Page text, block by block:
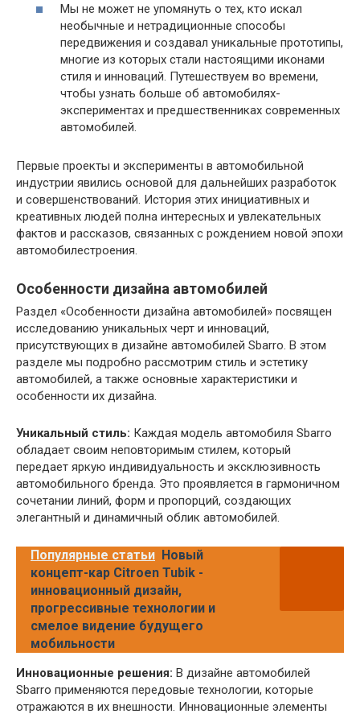
Мы не может не упомянуть о тех, кто искал
необычные и нетрадиционные способы
передвижения и создавал уникальные прототипы,
многие из которых стали настоящими иконами
стиля и инноваций. Путешествуем во времени,
чтобы узнать больше об автомобилях-
экспериментах и предшественниках современных
автомобилей.
Первые проекты и эксперименты в автомобильной
индустрии явились основой для дальнейших разработок
и совершенствований. История этих инициативных и
креативных людей полна интересных и увлекательных
фактов и рассказов, связанных с рождением новой эпохи
автомобилестроения.
Особенности дизайна автомобилей
Раздел «Особенности дизайна автомобилей» посвящен
исследованию уникальных черт и инноваций,
присутствующих в дизайне автомобилей Sbarro. В этом
разделе мы подробно рассмотрим стиль и эстетику
автомобилей, а также основные характеристики и
особенности их дизайна.
Уникальный стиль: Каждая модель автомобиля Sbarro
обладает своим неповторимым стилем, который
передает яркую индивидуальность и эксклюзивность
автомобильного бренда. Это проявляется в гармоничном
сочетании линий, форм и пропорций, создающих
элегантный и динамичный облик автомобилей.
Популярные статьи Новый
концепт-кар Citroen Tubik -
инновационный дизайн,
прогрессивные технологии и
смелое видение будущего
мобильности
Инновационные решения: В дизайне автомобилей
Sbarro применяются передовые технологии, которые
отражаются в их внешности. Инновационные элементы